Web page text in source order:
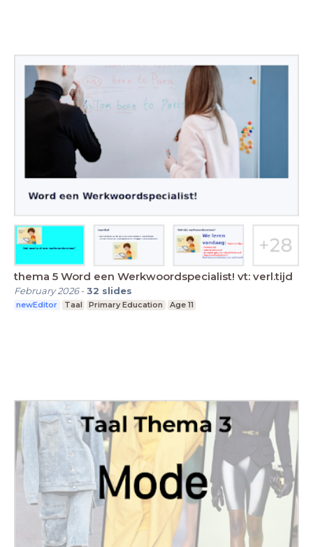
thema 5 Word een Werkwoordspecialist! vt: verl.tijd
February 2026-32 slides
newEditor Taal Primary Education Age 11